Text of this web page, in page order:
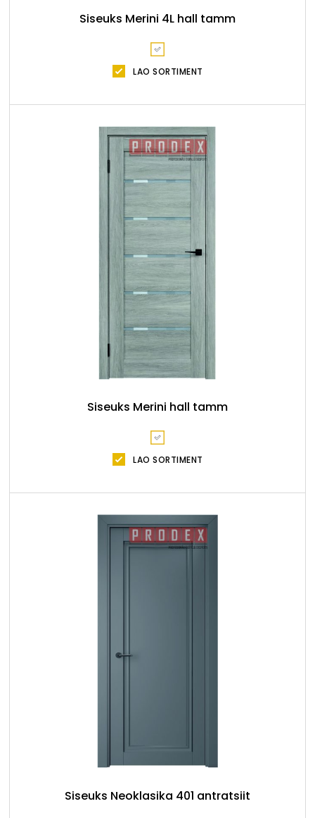
Siseuks Merini 4L hall tamm
LAO SORTIMENT
Siseuks Merini hall tamm
LAO SORTIMENT
Siseuks Neoklasika 401 antratsiit